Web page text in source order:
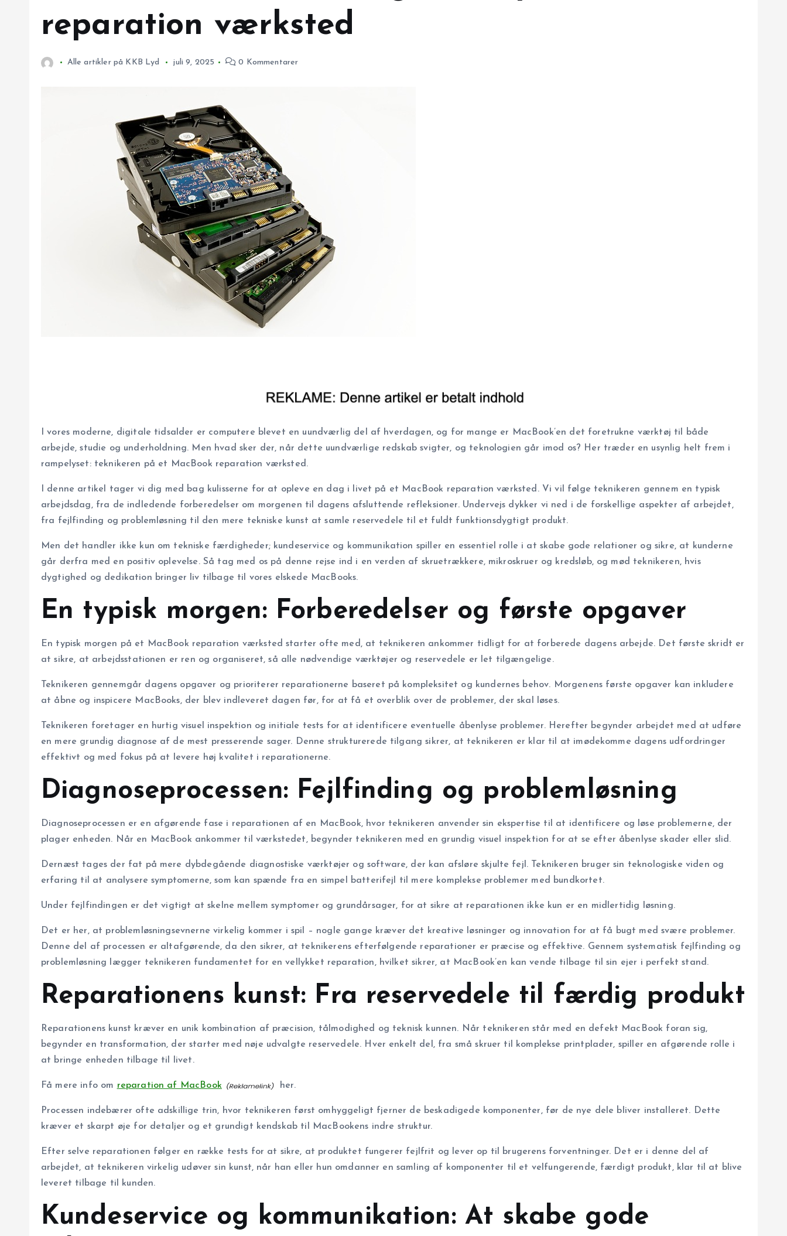
reparation værksted
Alle artikler på KKB Lyd juli 9, 2025 0 Kommentarer
I vores moderne, digitale tidsalder er computere blevet en uundværlig del af hverdagen, og for mange er MacBook’en det foretrukne værktøj til både
arbejde, studie og underholdning. Men hvad sker der, når dette uundværlige redskab svigter, og teknologien går imod os? Her træder en usynlig helt frem i
rampelyset: teknikeren på et MacBook reparation værksted.
I denne artikel tager vi dig med bag kulisserne for at opleve en dag i livet på et MacBook reparation værksted. Vi vil følge teknikeren gennem en typisk
arbejdsdag, fra de indledende forberedelser om morgenen til dagens afsluttende refleksioner. Undervejs dykker vi ned i de forskellige aspekter af arbejdet,
fra fejlfinding og problemløsning til den mere tekniske kunst at samle reservedele til et fuldt funktionsdygtigt produkt.
Men det handler ikke kun om tekniske færdigheder; kundeservice og kommunikation spiller en essentiel rolle i at skabe gode relationer og sikre, at kunderne
går derfra med en positiv oplevelse. Så tag med os på denne rejse ind i en verden af skruetrækkere, mikroskruer og kredsløb, og mød teknikeren, hvis
dygtighed og dedikation bringer liv tilbage til vores elskede MacBooks.
En typisk morgen: Forberedelser og første opgaver
En typisk morgen på et MacBook reparation værksted starter ofte med, at teknikeren ankommer tidligt for at forberede dagens arbejde. Det første skridt er
at sikre, at arbejdsstationen er ren og organiseret, så alle nødvendige værktøjer og reservedele er let tilgængelige.
Teknikeren gennemgår dagens opgaver og prioriterer reparationerne baseret på kompleksitet og kundernes behov. Morgenens første opgaver kan inkludere
at åbne og inspicere MacBooks, der blev indleveret dagen før, for at få et overblik over de problemer, der skal løses.
Teknikeren foretager en hurtig visuel inspektion og initiale tests for at identificere eventuelle åbenlyse problemer. Herefter begynder arbejdet med at udføre
en mere grundig diagnose af de mest presserende sager. Denne strukturerede tilgang sikrer, at teknikeren er klar til at imødekomme dagens udfordringer
effektivt og med fokus på at levere høj kvalitet i reparationerne.
Diagnoseprocessen: Fejlfinding og problemløsning
Diagnoseprocessen er en afgørende fase i reparationen af en MacBook, hvor teknikeren anvender sin ekspertise til at identificere og løse problemerne, der
plager enheden. Når en MacBook ankommer til værkstedet, begynder teknikeren med en grundig visuel inspektion for at se efter åbenlyse skader eller slid.
Dernæst tages der fat på mere dybdegående diagnostiske værktøjer og software, der kan afsløre skjulte fejl. Teknikeren bruger sin teknologiske viden og
erfaring til at analysere symptomerne, som kan spænde fra en simpel batterifejl til mere komplekse problemer med bundkortet.
Under fejlfindingen er det vigtigt at skelne mellem symptomer og grundårsager, for at sikre at reparationen ikke kun er en midlertidig løsning.
Det er her, at problemløsningsevnerne virkelig kommer i spil – nogle gange kræver det kreative løsninger og innovation for at få bugt med svære problemer.
Denne del af processen er altafgørende, da den sikrer, at teknikerens efterfølgende reparationer er præcise og effektive. Gennem systematisk fejlfinding og
problemløsning lægger teknikeren fundamentet for en vellykket reparation, hvilket sikrer, at MacBook’en kan vende tilbage til sin ejer i perfekt stand.
Reparationens kunst: Fra reservedele til færdig produkt
Reparationens kunst kræver en unik kombination af præcision, tålmodighed og teknisk kunnen. Når teknikeren står med en defekt MacBook foran sig,
begynder en transformation, der starter med nøje udvalgte reservedele. Hver enkelt del, fra små skruer til komplekse printplader, spiller en afgørende rolle i
at bringe enheden tilbage til livet.
Få mere info om reparation af MacBook her.
Processen indebærer ofte adskillige trin, hvor teknikeren først omhyggeligt fjerner de beskadigede komponenter, før de nye dele bliver installeret. Dette
kræver et skarpt øje for detaljer og et grundigt kendskab til MacBookens indre struktur.
Efter selve reparationen følger en række tests for at sikre, at produktet fungerer fejlfrit og lever op til brugerens forventninger. Det er i denne del af
arbejdet, at teknikeren virkelig udøver sin kunst, når han eller hun omdanner en samling af komponenter til et velfungerende, færdigt produkt, klar til at blive
leveret tilbage til kunden.
Kundeservice og kommunikation: At skabe gode